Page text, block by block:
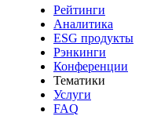
Рейтинги
Аналитика
ESG продукты
Рэнкинги
Конференции
Тематики
Услуги
FAQ